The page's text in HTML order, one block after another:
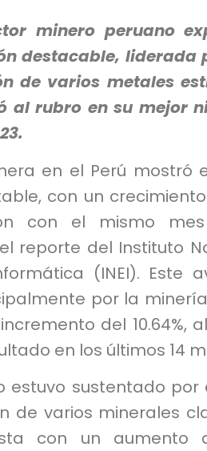
minero peruano
destacable, liderada
de varios metales
al rubro en su mejor
en el Perú mostró
con un crecimiento
con el mismo
reporte del Instituto
(INEI). Este
por la
del 10.64%,
en los últimos 14
estuvo sustentado por
de varios minerales
con un aumento